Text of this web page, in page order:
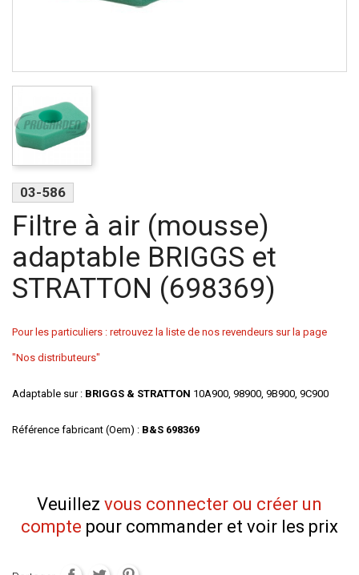
03-586
Filtre à air (mousse)
adaptable BRIGGS et
STRATTON (698369)
Pour les particuliers : retrouvez la liste de nos revendeurs sur la page
"Nos distributeurs"
Adaptable sur : BRIGGS & STRATTON 10A900, 98900, 9B900, 9C900
Référence fabricant (Oem) : B&S 698369
Veuillez vous connecter ou créer un
compte pour commander et voir les prix